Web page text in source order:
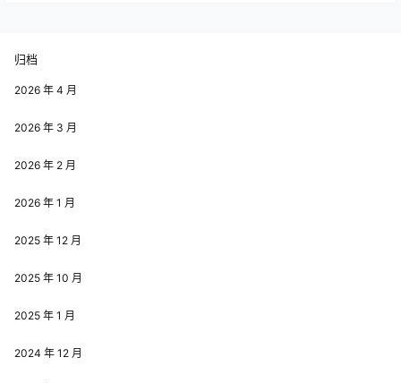
归档
2026 年 4 月
2026 年 3 月
2026 年 2 月
2026 年 1 月
2025 年 12 月
2025 年 10 月
2025 年 1 月
2024 年 12 月